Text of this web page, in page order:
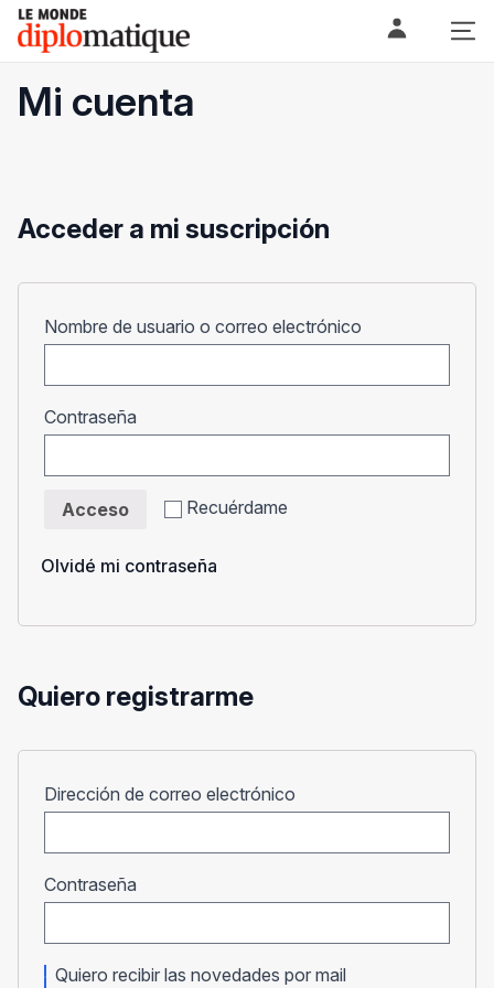
Skip
content
Le monde diplomatique
Mi cuenta
Acceder a mi suscripción
Nombre de usuario o correo electrónico
Contraseña
Recuérdame
Acceso
Olvidé mi contraseña
Quiero registrarme
Dirección de correo electrónico
Contraseña
Quiero recibir las novedades por mail